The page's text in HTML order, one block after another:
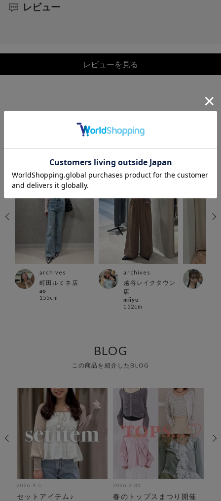
レビュー
レビューを見る
COORDINATE
この商品を使ったCOORDINATE
archives
町田ルミネ店
ao
155cm
archives
越谷レイクタウン
店
miiyu
152cm
BLOG
この商品を紹介したBLOG
2026-4-5
セットアイテム♪
2026-3-30
春のトップスまつり開催